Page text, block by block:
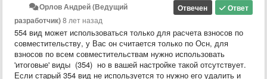
Ответ
Отвечен
Орлов Андрей (Ведущий
разработчик)8 лет назад
554 вид может использоваться только для расчета взносов по
совместительству, у Вас он считается только по Осн, для
взносов по всем совместительствам нужно использовать
'итоговые' виды (354) но в вашей настройке такой отсутствует.
Если старый 354 вид не используется то нужно его удалить и